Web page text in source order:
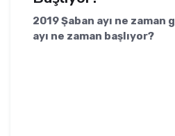
2019 Şaban ayı ne zaman
ayı ne zaman başlıyor?